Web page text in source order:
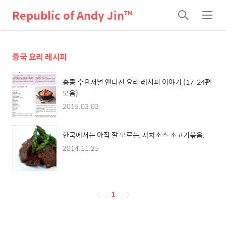
Republic of Andy Jin™
검
색
메
뉴
중국 요리 레시피
홍콩 수요저널 앤디진 요리 레시피 이야기 (17-24편
모음)
2015.03.03
한국에서는 아직 잘 모르는, 사차소스 소고기볶음.
2014.11.25
페
1